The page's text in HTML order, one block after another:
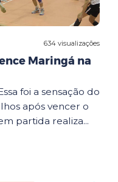
634 visualizações
Maringá na
foi a sensação do
após vencer o
partida realiza...